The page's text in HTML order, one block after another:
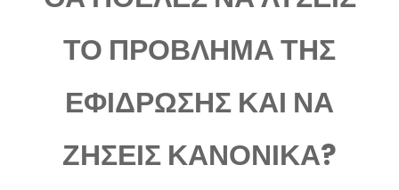
ΤΟ ΠΡΟΒΛΗΜΑ ΤΗΣ
ΕΦΙΔΡΩΣΗΣ ΚΑΙ ΝΑ
ΖΗΣΕΙΣ ΚΑΝΟΝΙΚΑ?